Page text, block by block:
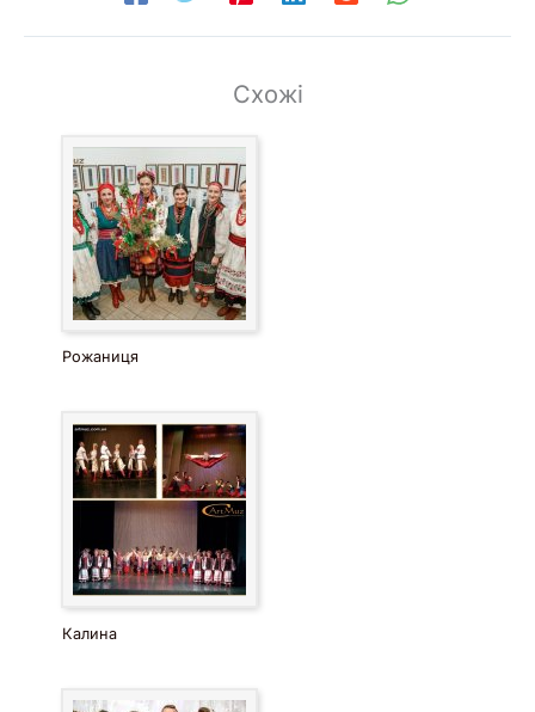
Схожі
Рожаниця
Калина